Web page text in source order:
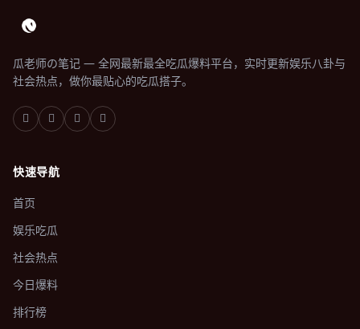
瓜老师の笔记 — 全网最新最全吃瓜爆料平台，实时更新娱乐八卦与
社会热点，做你最贴心的吃瓜搭子。
快速导航
首页
娱乐吃瓜
社会热点
今日爆料
排行榜